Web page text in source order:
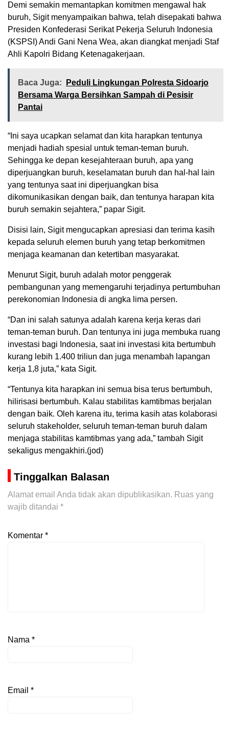
Demi semakin memantapkan komitmen mengawal hak
buruh, Sigit menyampaikan bahwa, telah disepakati bahwa
Presiden Konfederasi Serikat Pekerja Seluruh Indonesia
(KSPSI) Andi Gani Nena Wea, akan diangkat menjadi Staf
Ahli Kapolri Bidang Ketenagakerjaan.
Baca Juga:
Peduli Lingkungan Polresta Sidoarjo
Bersama Warga Bersihkan Sampah di Pesisir
Pantai
“Ini saya ucapkan selamat dan kita harapkan tentunya
menjadi hadiah spesial untuk teman-teman buruh.
Sehingga ke depan kesejahteraan buruh, apa yang
diperjuangkan buruh, keselamatan buruh dan hal-hal lain
yang tentunya saat ini diperjuangkan bisa
dikomunikasikan dengan baik, dan tentunya harapan kita
buruh semakin sejahtera,” papar Sigit.
Disisi lain, Sigit mengucapkan apresiasi dan terima kasih
kepada seluruh elemen buruh yang tetap berkomitmen
menjaga keamanan dan ketertiban masyarakat.
Menurut Sigit, buruh adalah motor penggerak
pembangunan yang memengaruhi terjadinya pertumbuhan
perekonomian Indonesia di angka lima persen.
“Dan ini salah satunya adalah karena kerja keras dari
teman-teman buruh. Dan tentunya ini juga membuka ruang
investasi bagi Indonesia, saat ini investasi kita bertumbuh
kurang lebih 1.400 triliun dan juga menambah lapangan
kerja 1,8 juta,” kata Sigit.
“Tentunya kita harapkan ini semua bisa terus bertumbuh,
hilirisasi bertumbuh. Kalau stabilitas kamtibmas berjalan
dengan baik. Oleh karena itu, terima kasih atas kolaborasi
seluruh stakeholder, seluruh teman-teman buruh dalam
menjaga stabilitas kamtibmas yang ada,” tambah Sigit
sekaligus mengakhiri.(jod)
Tinggalkan Balasan
Alamat email Anda tidak akan dipublikasikan. Ruas yang
wajib ditandai *
Komentar *
Nama *
Email *